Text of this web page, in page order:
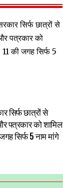
सिर्फ छात्रों से
पत्रकार को शामिल
सिर्फ 5 नाम मांगे